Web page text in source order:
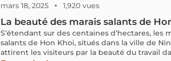
mars 18, 2025 1,920 vues
La beauté des marais salants de
S’étendant sur des centaines d’hectares, les
salants de Hon Khoi, situés dans la ville de
attirent les visiteurs par la beauté du travail